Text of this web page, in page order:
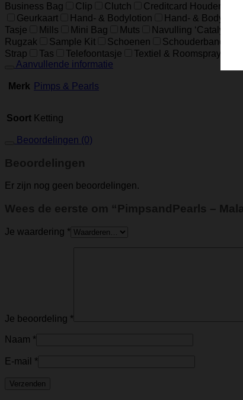
Business Bag
Clip Clutch Creditcard Houder
Geurkaart
Hand- & Bodylotion Hand- & Bodywash
Tasje
Mills Mini Bag Muts Navulling ‘Catalytic’
Rugzak
Sample Kit Schoenen Schouderband
Strap
Tas Telefoontasje Textiel & Roomspray
Aanvullende informatie
Merk Pimps & Pearls
Soort Ketting
Beoordelingen (0)
Beoordelingen
Er zijn nog geen beoordelingen.
Wees de eerste om “PimpsandPearls –
Je waardering *
Je beoordeling *
Naam *
E-mail *